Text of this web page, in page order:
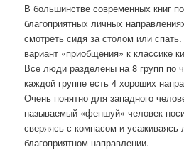
В большинстве современных книг
благоприятных личных
смотреть сидя за столом или
вариант «приобщения» к классике
Все люди разделены на 8 групп по
каждой группе есть 4 хороших
Очень понятно для западного
называемый «феншуй» человек
сверяясь с компасом и
благоприятном направлении.